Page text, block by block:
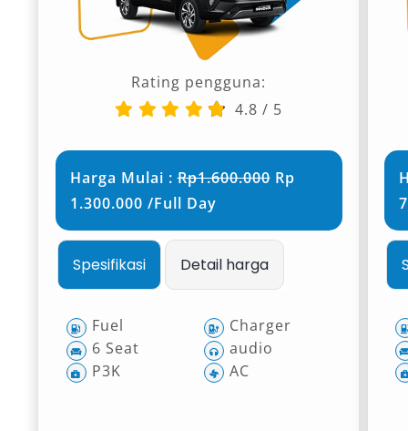
Rating pengguna:
4.8 / 5
Harga Mulai :Rp1.600.000Rp
1.300.000 /Full Day
Spesifikasi Detail harga
Fuel
6 Seat
P3K
Charger
audio
AC